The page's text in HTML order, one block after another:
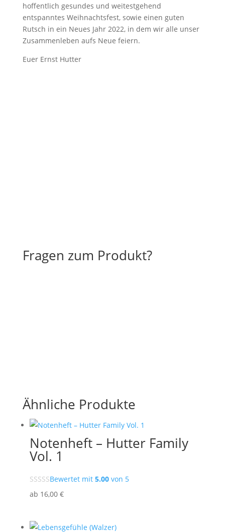
hoffentlich gesundes und weitestgehend
entspanntes Weihnachtsfest, sowie einen guten
Rutsch in ein Neues Jahr 2022, in dem wir alle unser
Zusammenleben aufs Neue feiern.
Euer Ernst Hutter
Fragen zum Produkt?
Ähnliche Produkte
Notenheft – Hutter Family
Vol. 1
Bewertet mit 5.00von 5
ab 16,00 €